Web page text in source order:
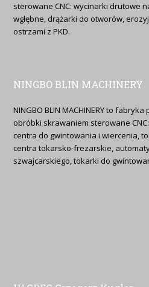
sterowane CNC: wycinarki drutowe
wgłębne, drążarki do otworów,
ostrzami z PKD.
NINGBO BLIN MACHINERY
NINGBO BLIN MACHINERY to
obróbki skrawaniem sterowane
centra do gwintowania i wiercenia,
centra tokarsko-frezarskie,
szwajcarskiego, tokarki do